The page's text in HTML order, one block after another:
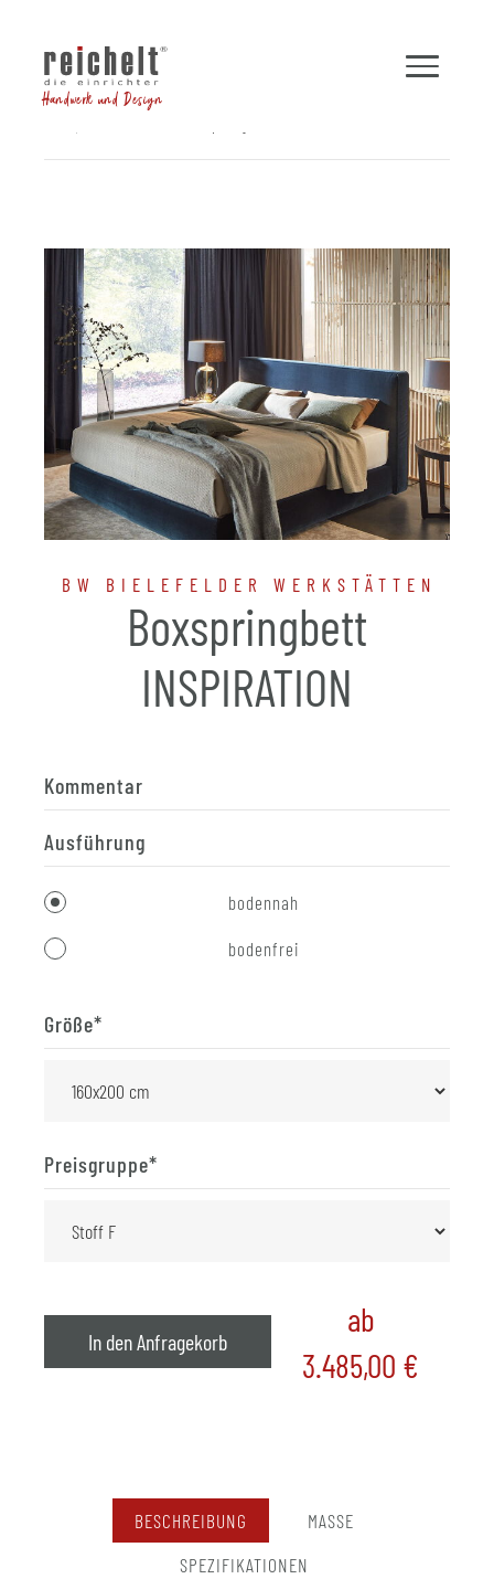
Handwerk und Design
BW BIELEFELDER WERKSTÄTTEN
Boxspringbett
INSPIRATION
Kommentar
Ausführung
bodennah
bodenfrei
Größe*
Preisgruppe*
In den Anfragekorb
ab
3.485,00 €
BESCHREIBUNG
MASSE
SPEZIFIKATIONEN